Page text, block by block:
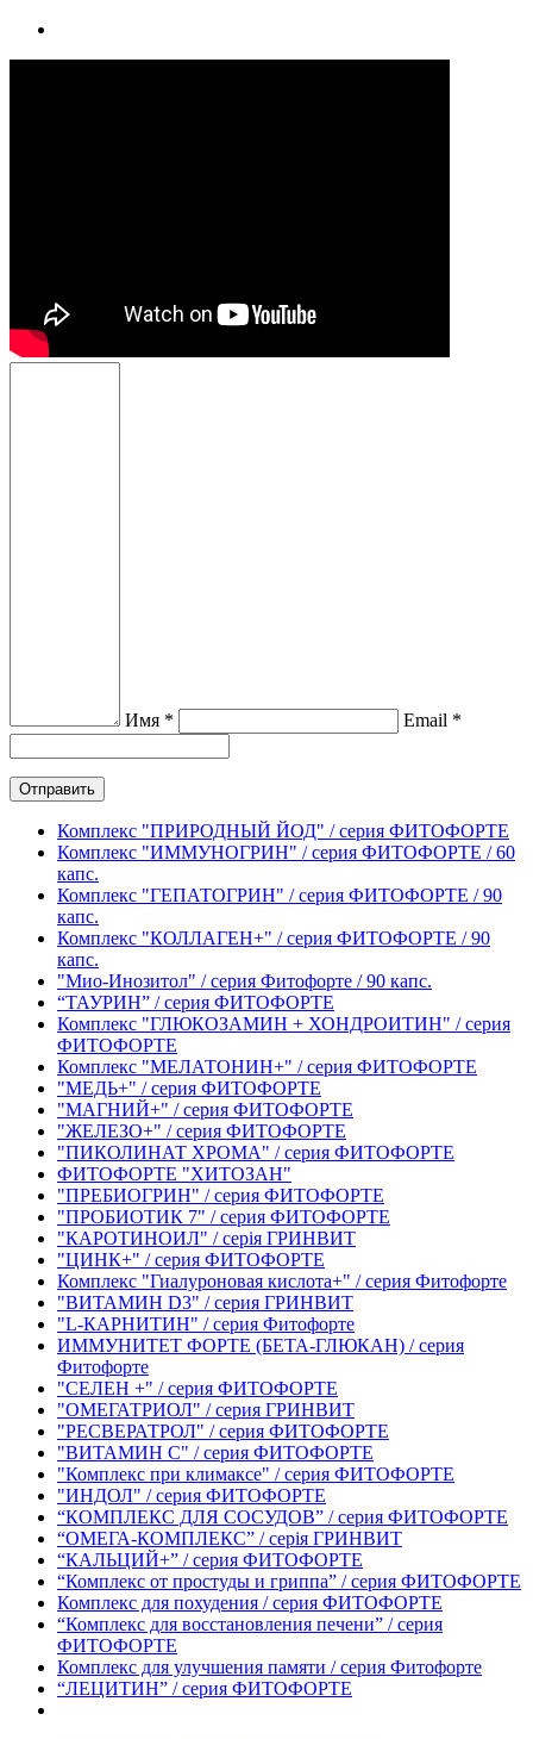
Имя * Email *
Комплекс "ПРИРОДНЫЙ ЙОД" / серия ФИТОФОРТЕ
Комплекс "ИММУНОГРИН" / серия ФИТОФОРТЕ / 60
капс.
Комплекс "ГЕПАТОГРИН" / серия ФИТОФОРТЕ / 90
капс.
Комплекс "КОЛЛАГЕН+" / серия ФИТОФОРТЕ / 90
капс.
"Мио-Инозитол" / серия Фитофорте / 90 капс.
“ТАУРИН” / серия ФИТОФОРТЕ
Комплекс "ГЛЮКОЗАМИН + ХОНДРОИТИН" / серия
ФИТОФОРТЕ
Комплекс "МЕЛАТОНИН+" / серия ФИТОФОРТЕ
"МЕДЬ+" / серия ФИТОФОРТЕ
"МАГНИЙ+" / серия ФИТОФОРТЕ
"ЖЕЛЕЗО+" / серия ФИТОФОРТЕ
"ПИКОЛИНАТ ХРОМА" / серия ФИТОФОРТЕ
ФИТОФОРТЕ "ХИТОЗАН"
"ПРЕБИОГРИН" / серия ФИТОФОРТЕ
"ПРОБИОТИК 7" / серия ФИТОФОРТЕ
"КАРОТИНОИЛ" / серія ГРИНВИТ
"ЦИНК+" / серия ФИТОФОРТЕ
Комплекс "Гиалуроновая кислота+" / серия Фитофорте
"ВИТАМИН D3" / серия ГРИНВИТ
"L-КАРНИТИН" / серия Фитофорте
ИММУНИТЕТ ФОРТЕ (БЕТА-ГЛЮКАН) / серия
Фитофорте
"СЕЛЕН +" / серия ФИТОФОРТЕ
"ОМЕГАТРИОЛ" / серия ГРИНВИТ
"РЕСВЕРАТРОЛ" / серия ФИТОФОРТЕ
"ВИТАМИН С" / серия ФИТОФОРТЕ
"Комплекс при климаксе" / серия ФИТОФОРТЕ
"ИНДОЛ" / серия ФИТОФОРТЕ
“КОМПЛЕКС ДЛЯ СОСУДОВ” / серия ФИТОФОРТЕ
“ОМЕГА-КОМПЛЕКС” / серія ГРИНВИТ
“КАЛЬЦИЙ+” / серия ФИТОФОРТЕ
“Комплекс от простуды и гриппа” / серия ФИТОФОРТЕ
Комплекс для похудения / серия ФИТОФОРТЕ
“Комплекс для восстановления печени” / серия
ФИТОФОРТЕ
Комплекс для улучшения памяти / серия Фитофорте
“ЛЕЦИТИН” / серия ФИТОФОРТЕ